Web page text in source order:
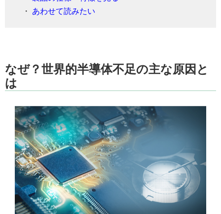
・ あわせて読みたい
なぜ？世界的半導体不足の主な原因と
は